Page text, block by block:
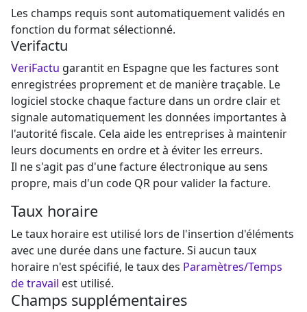
Les champs requis sont automatiquement validés en
fonction du format sélectionné.
Verifactu
VeriFactu garantit en Espagne que les factures sont
enregistrées proprement et de manière traçable. Le
logiciel stocke chaque facture dans un ordre clair et
signale automatiquement les données importantes à
l'autorité fiscale. Cela aide les entreprises à maintenir
leurs documents en ordre et à éviter les erreurs.
Il ne s'agit pas d'une facture électronique au sens
propre, mais d'un code QR pour valider la facture.
Taux horaire
Le taux horaire est utilisé lors de l'insertion d'éléments
avec une durée dans une facture. Si aucun taux
horaire n'est spécifié, le taux des Paramètres/Temps
de travail est utilisé.
Champs supplémentaires